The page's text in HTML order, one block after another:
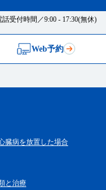
話受付時間／9:00 - 17:30(無休)
Web予約
臓病を放置した場合
と治療